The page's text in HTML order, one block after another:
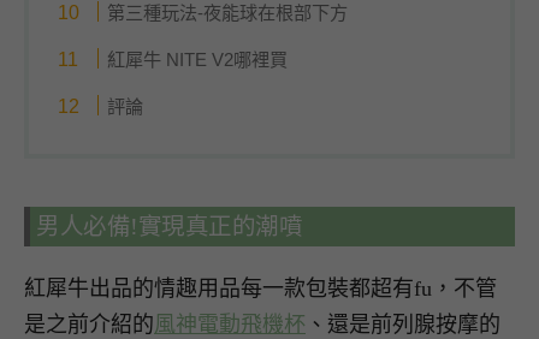
第三種玩法-夜能球在根部下方
紅犀牛 NITE V2哪裡買
評論
男人必備!實現真正的潮噴
紅犀牛出品的情趣用品每一款包裝都超有fu，不管
是之前介紹的風神電動飛機杯 、還是前列腺按摩的